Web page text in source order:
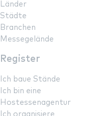
Länder
Städte
Branchen
Messegelände
Register
Ich baue Stände
Ich bin eine
Hostessenagentur
Ich organisiere